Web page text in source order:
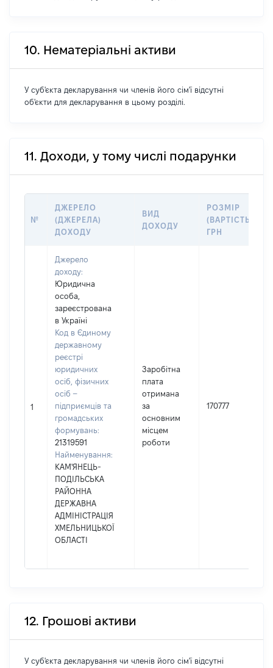
10. Нематеріальні активи
У суб'єкта декларування чи членів його сім'ї відсутні
об'єкти для декларування в цьому розділі.
11. Доходи, у тому числі подарунки
№
ДЖЕРЕЛО
(ДЖЕРЕЛА)
ДОХОДУ
ВИД
ДОХОДУ
РОЗМІР
(ВАРТІСТЬ),
ГРН
1
Джерело
доходу:
Юридична
особа,
зареєстрована
в Україні
Код в Єдиному
державному
реєстрі
юридичних
осіб, фізичних
осіб –
підприємців та
громадських
формувань:
21319591
Найменування:
КАМ'ЯНЕЦЬ-
ПОДІЛЬСЬКА
РАЙОННА
ДЕРЖАВНА
АДМІНІСТРАЦІЯ
ХМЕЛЬНИЦЬКОЇ
ОБЛАСТІ
Заробітна
плата
отримана
за
основним
місцем
роботи
170777
12. Грошові активи
У суб'єкта декларування чи членів його сім'ї відсутні